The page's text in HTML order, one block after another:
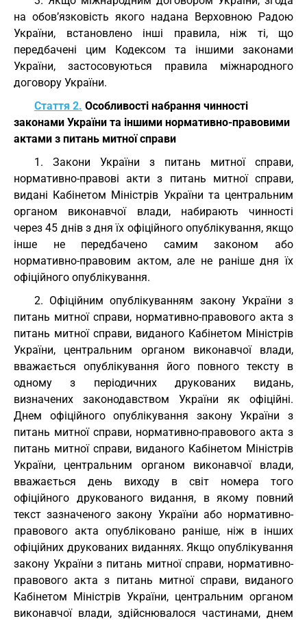
на обов’язковість якого надана Верховною Радою
України, встановлено інші правила, ніж ті, що
передбачені цим Кодексом та іншими законами
України, застосовуються правила міжнародного
договору України.
Стаття 2. Особливості набрання чинності
законами України та іншими нормативно-правовими
актами з питань митної справи
1. Закони України з питань митної справи,
нормативно-правові акти з питань митної справи,
видані Кабінетом Міністрів України та центральним
органом виконавчої влади, набирають чинності
через 45 днів з дня їх офіційного опублікування, якщо
інше не передбачено самим законом або
нормативно-правовим актом, але не раніше дня їх
офіційного опублікування.
2. Офіційним опублікуванням закону України з
питань митної справи, нормативно-правового акта з
питань митної справи, виданого Кабінетом Міністрів
України, центральним органом виконавчої влади,
вважається опублікування його повного тексту в
одному з періодичних друкованих видань,
визначених законодавством України як офіційні.
Днем офіційного опублікування закону України з
питань митної справи, нормативно-правового акта з
питань митної справи, виданого Кабінетом Міністрів
України, центральним органом виконавчої влади,
вважається день виходу в світ номера того
офіційного друкованого видання, в якому повний
текст зазначеного закону України або нормативно-
правового акта опубліковано раніше, ніж в інших
офіційних друкованих виданнях. Якщо опублікування
закону України з питань митної справи, нормативно-
правового акта з питань митної справи, виданого
Кабінетом Міністрів України, центральним органом
виконавчої влади, здійснювалося частинами, днем